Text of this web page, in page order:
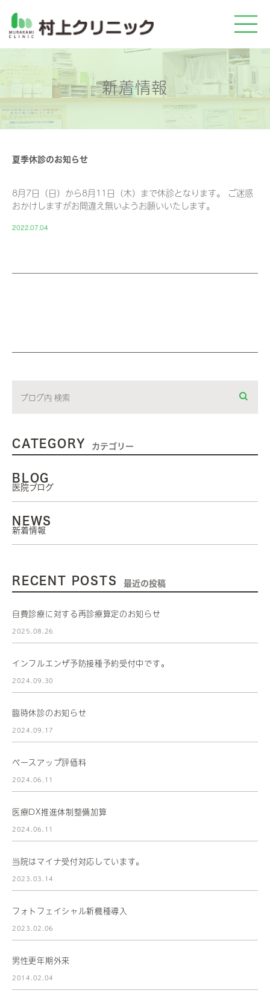
新着情報
夏季休診のお知らせ
8月7日（日）から8月11日（木）まで休診となります。 ご迷惑
おかけしますがお間違え無いようお願いいたします。
2022.07.04
CATEGORY カテゴリー
BLOG
医院ブログ
NEWS
新着情報
RECENT POSTS 最近の投稿
自費診療に対する再診療算定のお知らせ
2025.08.26
インフルエンザ予防接種予約受付中です。
2024.09.30
臨時休診のお知らせ
2024.09.17
ベースアップ評価料
2024.06.11
医療DX推進体制整備加算
2024.06.11
当院はマイナ受付対応しています。
2023.03.14
フォトフェイシャル新機種導入
2023.02.06
男性更年期外来
2014.02.04